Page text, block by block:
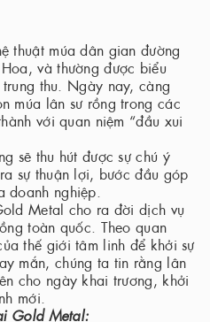
thuật múa dân gian đường
và thường được biểu
thu. Ngày nay, càng
múa lân sư rồng trong các
với quan niệm “đầu xui
sẽ thu hút được sự chú ý
sự thuận lợi, bước đầu góp
doanh nghiệp.
Metal cho ra đời dịch vụ
toàn quốc. Theo quan
thế giới tâm linh để khởi sự
mắn, chúng ta tin rằng lân
cho ngày khai trương, khởi
mới.
Gold Metal: